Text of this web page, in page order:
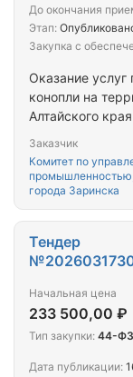
Оказание
конопли на
Алтайского
Заказчик
Комитет по
города Заринска
До окончания
Этап:
Закупка с
Тендер
Начальная цена
233 500,00 ₽
Тип закупки: 44-ФЗ
Дата публикации: